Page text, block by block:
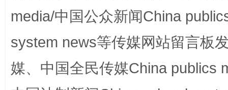
阿坝州三大球赛在茂县开幕
media/中国公众新闻China
system news等传媒网站留言板
媒、中国全民传媒China publics